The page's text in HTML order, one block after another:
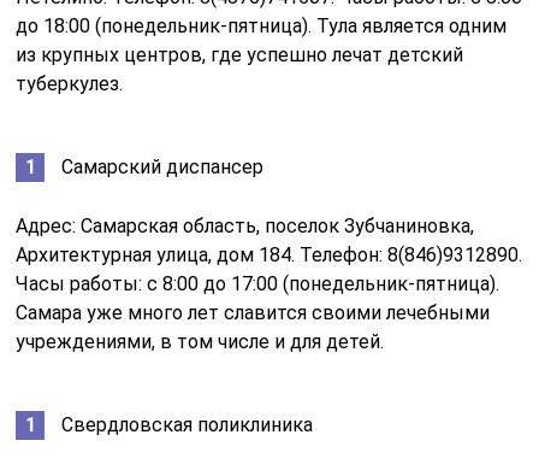
до 18:00 (понедельник-пятница). Тула является одним
из крупных центров, где успешно лечат детский
туберкулез.
Самарский диспансер
Адрес: Самарская область, поселок Зубчаниновка,
Архитектурная улица, дом 184. Телефон: 8(846)9312890.
Часы работы: с 8:00 до 17:00 (понедельник-пятница).
Самара уже много лет славится своими лечебными
учреждениями, в том числе и для детей.
Свердловская поликлиника